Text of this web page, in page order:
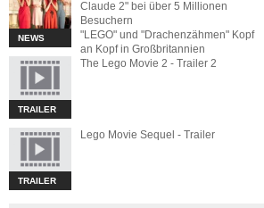
NEWS
Claude 2" bei über 5 Millionen
Besuchern
"LEGO" und "Drachenzähmen" Kopf
an Kopf in Großbritannien
TRAILER
The Lego Movie 2 - Trailer 2
TRAILER
Lego Movie Sequel - Trailer